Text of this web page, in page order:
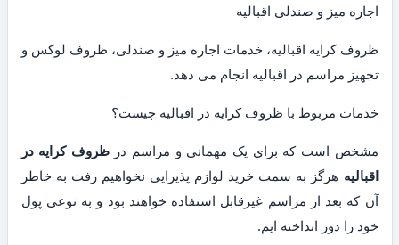
اجاره میز و صندلی اقبالیه
ظروف کرایه اقبالیه، خدمات اجاره میز و صندلی، ظروف لوکس و
تجهیز مراسم در اقبالیه انجام می دهد.
خدمات مربوط با ظروف کرایه در اقبالیه چیست؟
مشخص است که برای یک مهمانی و مراسم درظروف کرایه در
اقبالیه هرگز به سمت خرید لوازم پذیرایی نخواهیم رفت به خاطر
آن که بعد از مراسم غیرقابل استفاده خواهند بود و به نوعی پول
خود را دور انداخته ایم.